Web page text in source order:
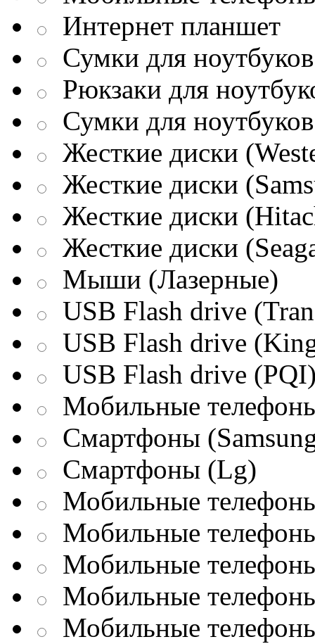
Интернет планшет
Сумки для
Рюкзаки для
Сумки для
Жесткие диски
Жесткие диски
Жесткие диски
Жесткие диски
Мыши (Лазерные)
USB Flash drive
USB Flash drive
USB Flash drive
Мобильные
Смартфоны
Смартфоны (Lg)
Мобильные
Мобильные
Мобильные
Мобильные
Мобильные